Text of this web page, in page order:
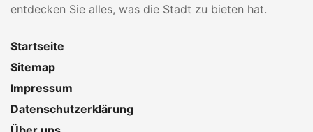
entdecken Sie alles, was die Stadt zu bieten hat.
Startseite
Sitemap
Impressum
Datenschutzerklärung